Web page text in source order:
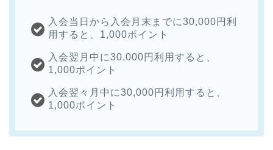
入会当日から入会月末までに30,000円利
用すると、1,000ポイント
入会翌月中に30,000円利用すると、
1,000ポイント
入会翌々月中に30,000円利用すると、
1,000ポイント